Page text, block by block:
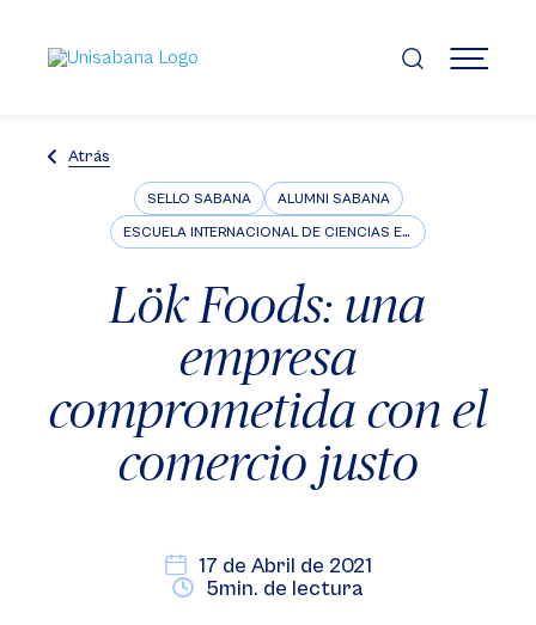
contenido
principal
MENÚ
Atrás
SELLO SABANA ALUMNI SABANA
ESCUELA INTERNACIONAL DE CIENCIAS ECONÓMICAS Y ADMINISTRATIVAS
Lök Foods: una
empresa
comprometida con el
comercio justo
17 de Abril de 2021
5min. de lectura